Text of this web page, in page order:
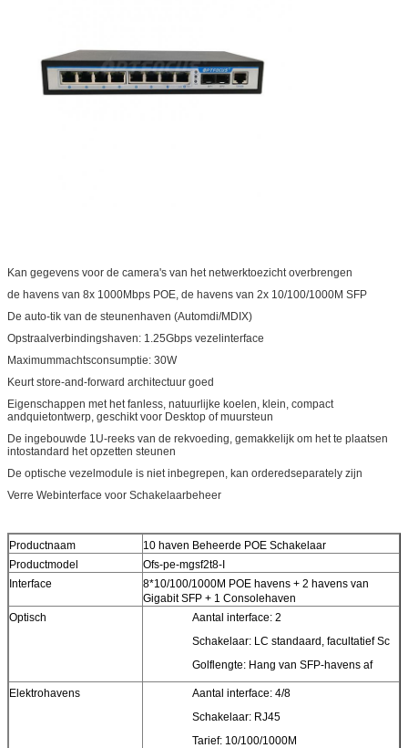
Kan gegevens voor de camera's van het netwerktoezicht overbrengen
de havens van 8x 1000Mbps POE, de havens van 2x 10/100/1000M SFP
De auto-tik van de steunenhaven (Automdi/MDIX)
Opstraalverbindingshaven: 1.25Gbps vezelinterface
Maximummachtsconsumptie: 30W
Keurt store-and-forward architectuur goed
Eigenschappen met het fanless, natuurlijke koelen, klein, compact
andquietontwerp, geschikt voor Desktop of muursteun
De ingebouwde 1U-reeks van de rekvoeding, gemakkelijk om het te plaatsen
intostandard het opzetten steunen
De optische vezelmodule is niet inbegrepen, kan orderedseparately zijn
Verre Webinterface voor Schakelaarbeheer
Productnaam
10 haven Beheerde POE Schakelaar
Productmodel
Ofs-pe-mgsf2t8-I
Interface
8*10/100/1000M POE havens + 2 havens van
Gigabit SFP + 1 Consolehaven
Optisch
Aantal interface: 2
Schakelaar: LC standaard, facultatief Sc
Golflengte: Hang van SFP-havens af
Elektrohavens
Aantal interface: 4/8
Schakelaar: RJ45
Tarief: 10/100/1000M